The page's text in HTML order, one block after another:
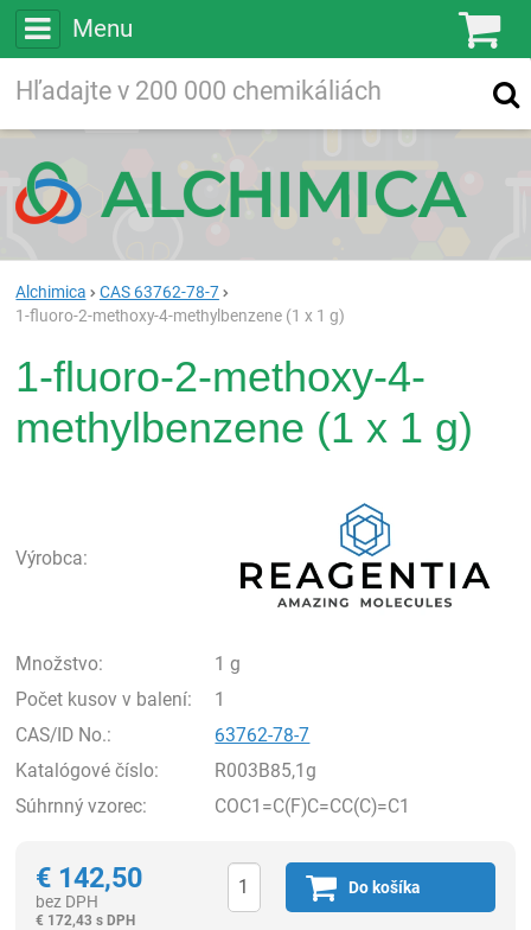
Menu
Vyhľadávanie
Alchimica
CAS 63762-78-7
1-fluoro-2-methoxy-4-methylbenzene (1 x 1 g)
1-fluoro-2-methoxy-4-
methylbenzene (1 x 1 g)
Výrobca:
Množstvo:
1 g
Počet kusov v balení:
1
CAS/ID No.:
63762-78-7
Katalógové číslo:
R003B85,1g
Súhrnný vzorec:
COC1=C(F)C=CC(C)=C1
€ 142,50
bez DPH
€ 172,43 s DPH
Do košíka